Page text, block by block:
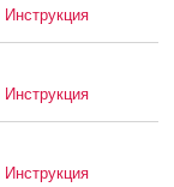
Инструкция
Инструкция
Инструкция